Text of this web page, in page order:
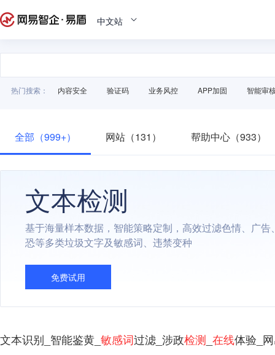
中文站
热门搜索： 内容安全 验证码 业务风控 APP加固 智能审
全部（999+） 网站（131） 帮助中心（933）
文本检测
基于海量样本数据，智能策略定制，高效过滤色情、广告
恐等多类垃圾文字及敏感词、违禁变种
免费试用
文本识别_智能鉴黄_ 敏感词过滤_涉政检测 在线体验_